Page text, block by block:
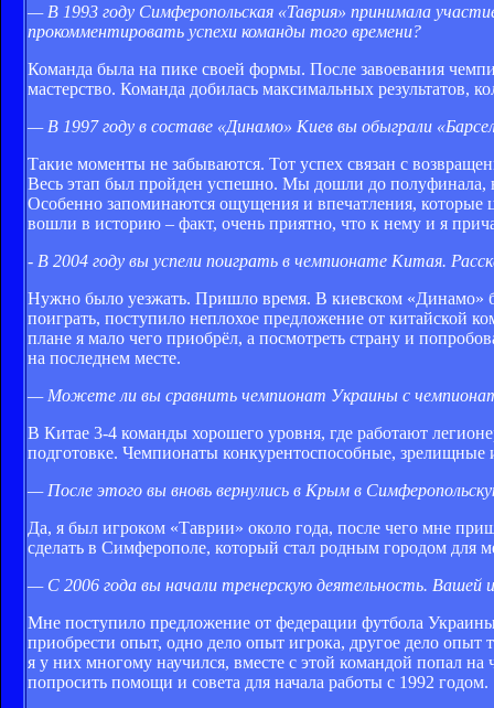
— В 1993 году Симферопольская «Таврия» принимала
прокомментировать успехи команды того времени?
Команда была на пике своей формы. После завоевания
мастерство. Команда добилась максимальных результатов,
— В 1997 году в составе «Динамо» Киев вы обыграли
Такие моменты не забываются. Тот успех связан с
Весь этап был пройден успешно. Мы дошли до полуфинала,
Особенно запоминаются ощущения и впечатления, которые
вошли в историю – факт, очень приятно, что к нему и я
- В 2004 году вы успели поиграть в чемпионате Китая.
Нужно было уезжать. Пришло время. В киевском «Динамо»
поиграть, поступило неплохое предложение от китайской
плане я мало чего приобрёл, а посмотреть страну и
на последнем месте.
— Можете ли вы сравнить чемпионат Украины с
В Китае 3-4 команды хорошего уровня, где работают
подготовке. Чемпионаты конкурентоспособные, зрелищные
— После этого вы вновь вернулись в Крым в
Да, я был игроком «Таврии» около года, после чего мне
сделать в Симферополе, который стал родным городом для
— С 2006 года вы начали тренерскую деятельность. Вашей
Мне поступило предложение от федерации футбола
приобрести опыт, одно дело опыт игрока, другое дело
я у них многому научился, вместе с этой командой попал
попросить помощи и совета для начала работы с 1992 годом.